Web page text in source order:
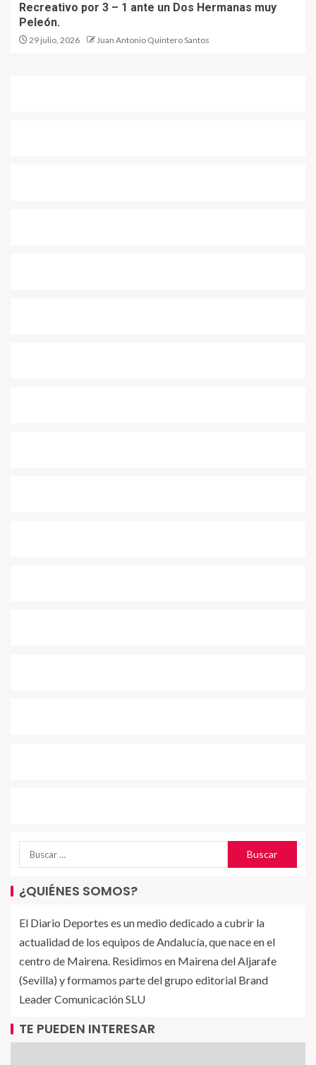
Recreativo por 3 – 1 ante un Dos Hermanas muy
Peleón.
29 julio, 2026 Juan Antonio Quintero Santos
¿QUIÉNES SOMOS?
El Diario Deportes es un medio dedicado a cubrir la
actualidad de los equipos de Andalucía, que nace en el
centro de Mairena. Residimos en Mairena del Aljarafe
(Sevilla) y formamos parte del grupo editorial Brand
Leader Comunicación SLU
TE PUEDEN INTERESAR